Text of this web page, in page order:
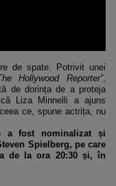
de spate. Potrivit unei
Hollywood Reporter”,
de dorința de a proteja
Liza Minnelli a ajuns
ce, spune actrița, nu
a fost nominalizat și
Spielberg, pe care
de la ora 20:30 și, în